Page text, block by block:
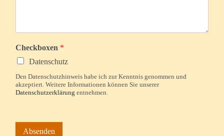
Checkboxen *
Datenschutz
Den Datenschutzhinweis habe ich zur Kenntnis genommen und
akzeptiert. Weitere Informationen können Sie unserer
Datenschutzerklärung entnehmen.
Absenden